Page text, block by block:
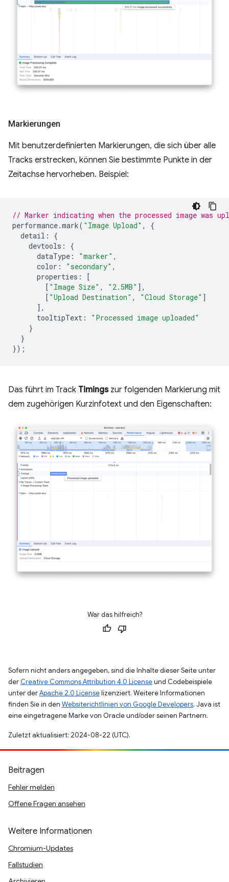
Markierungen
Mit benutzerdefinierten Markierungen, die sich über alle
Tracks erstrecken, können Sie bestimmte Punkte in der
Zeitachse hervorheben. Beispiel:
// Marker indicating when the processed image was
performance.mark( "Image Upload" ,
{
detail :
{
devtools :
{
dataType : "marker" ,
color : "secondary" ,
properties :
[
[ "Image Size" , "2.5MB" ],
[ "Upload Destination" , "Cloud Storage" ]
],
tooltipText :
"Processed image uploaded"
}
}
});
Das führt im Track Timingszur folgenden Markierung mit
dem zugehörigen Kurzinfotext und den Eigenschaften:
War das hilfreich?
Sofern nicht anders angegeben, sind die Inhalte dieser Seite unter
der Creative Commons Attribution 4.0 Licenseund Codebeispiele
unter derApache 2.0 Licenselizenziert. Weitere Informationen
finden Sie in den Websiterichtlinien von Google Developers. Java ist
eine eingetragene Marke von Oracle und/oder seinen Partnern.
Zuletzt aktualisiert: 2024-08-22 (UTC).
Beitragen
Fehler melden
Offene Fragen ansehen
Weitere Informationen
Chromium-Updates
Fallstudien